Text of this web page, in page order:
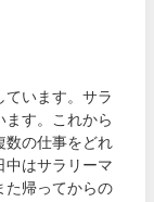
ています。サラ
ます。これから
数の仕事をどれ
中はサラリーマ
た帰ってからの